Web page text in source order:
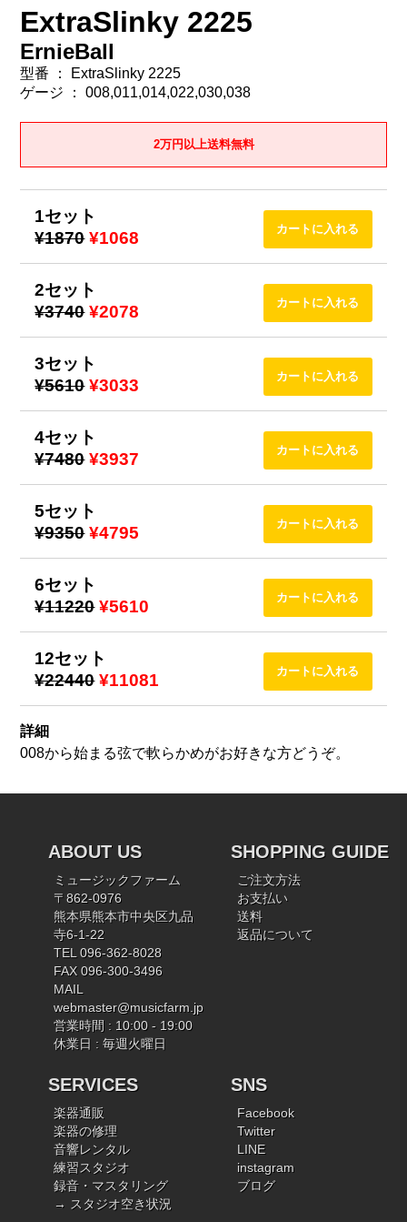
ExtraSlinky 2225
ErnieBall
型番 ： ExtraSlinky 2225
ゲージ ： 008,011,014,022,030,038
2万円以上送料無料
1セット
¥1870 ¥1068
2セット
¥3740 ¥2078
3セット
¥5610 ¥3033
4セット
¥7480 ¥3937
5セット
¥9350 ¥4795
6セット
¥11220 ¥5610
12セット
¥22440 ¥11081
詳細
008から始まる弦で軟らかめがお好きな方どうぞ。
ABOUT US
ミュージックファーム
〒862-0976
熊本県熊本市中央区九品
寺6-1-22
TEL 096-362-8028
FAX 096-300-3496
MAIL
webmaster@musicfarm.jp
営業時間 : 10:00 - 19:00
休業日 : 毎週火曜日
SHOPPING GUIDE
ご注文方法
お支払い
送料
返品について
SERVICES
楽器通販
楽器の修理
音響レンタル
練習スタジオ
録音・マスタリング
→ スタジオ空き状況
SNS
Facebook
Twitter
LINE
instagram
ブログ